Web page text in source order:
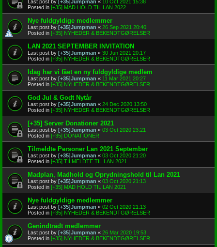
Last post by [+35]Jumpman « 10 Oct 2021 15:38
Posted in [+35] MAD HOLD TIL LAN 2022
Nye fuldgyldige medlemmer
Last post by [+35]Jumpman « 26 Sep 2021 20:40
Posted in [+35] NYHEDER & BEKENDTGØRELSER
LAN 2021 SEPTEMBER INVITATION
Last post by [+35]Jumpman « 30 Jun 2021 20:17
Posted in [+35] NYHEDER & BEKENDTGØRELSER
Idag har vi fået en ny fuldgyldige medlem
Last post by [+35]Jumpman « 11 Mar 2021 20:27
Posted in [+35] NYHEDER & BEKENDTGØRELSER
God Jul & Godt Nytår
Last post by [+35]Jumpman « 24 Dec 2020 13:50
Posted in [+35] NYHEDER & BEKENDTGØRELSER
[+35] Server Donationer 2021
Last post by [+35]Jumpman « 03 Oct 2020 23:21
Posted in [+35] DONATIONER
Tilmeldte Personer Lan 2021 September
Last post by [+35]Jumpman « 03 Oct 2020 21:20
Posted in [+35] TILMELDTE TIL LAN 2021
Madplan, Madhold og Oprydningshold til Lan 2021
Last post by [+35]Jumpman « 03 Oct 2020 21:13
Posted in [+35] MAD HOLD TIL LAN 2021
Nye fuldgyldige medlemmer
Last post by [+35]Jumpman « 02 Oct 2020 21:13
Posted in [+35] NYHEDER & BEKENDTGØRELSER
Genindtrådt medlemmer
Last post by [+35]Jumpman « 26 Mar 2020 19:53
Posted in [+35] NYHEDER & BEKENDTGØRELSER